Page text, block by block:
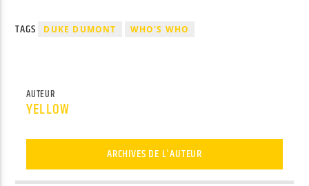
TAGS DUKE DUMONT WHO'S WHO
AUTEUR
YELLOW
ARCHIVES DE L'AUTEUR